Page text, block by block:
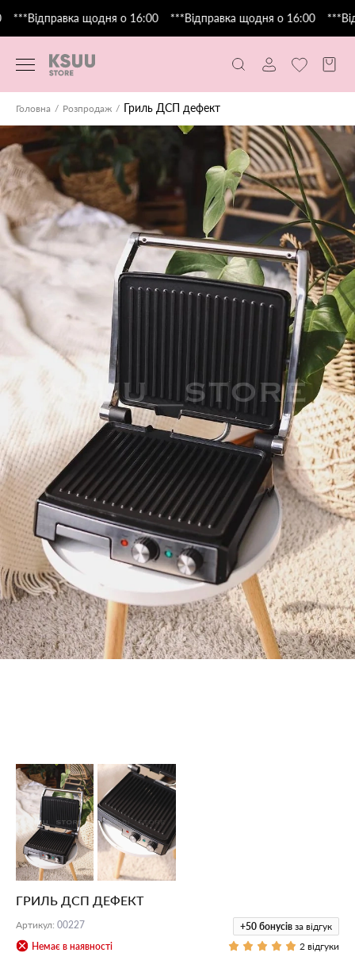
***Відправка щодня о 16:00 ***Відправка щодня о 16:00
Головна Розпродаж Гриль ДСП дефект
ГРИЛЬ ДСП ДЕФЕКТ
Артикул: 00227
Немає в наявності
+50 бонусів за відгук
2 відгуки